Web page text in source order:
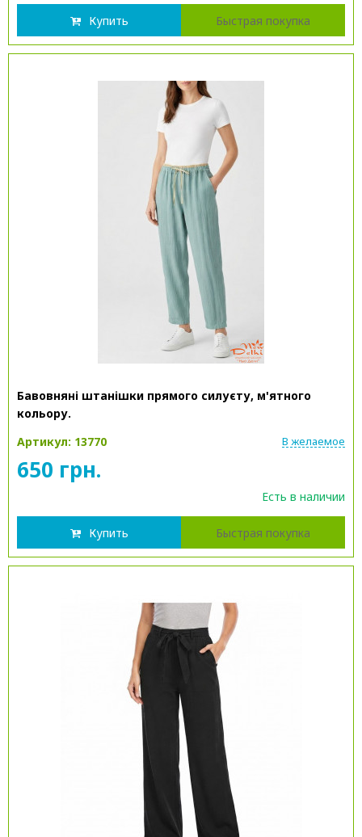
Купить Быстрая покупка
Бавовняні штанішки прямого силуєту, м'ятного
кольору.
Артикул: 13770
В желаемое
650 грн.
Есть в наличии
Купить Быстрая покупка